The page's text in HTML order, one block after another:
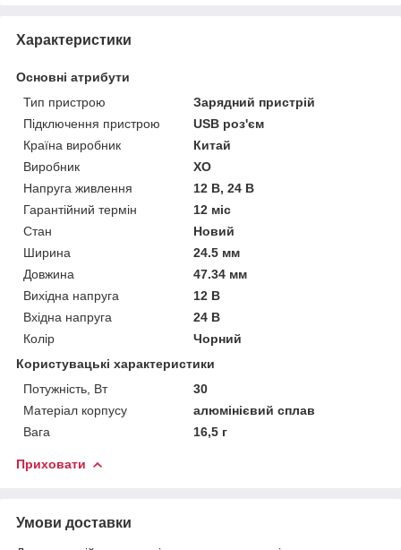
Характеристики
Основні атрибути
Тип пристрою
Зарядний пристрій
Підключення пристрою
USB роз'єм
Країна виробник
Китай
Виробник
XO
Напруга живлення
12 В, 24 В
Гарантійний термін
12 міс
Стан
Новий
Ширина
24.5 мм
Довжина
47.34 мм
Вихідна напруга
12 В
Вхідна напруга
24 В
Колір
Чорний
Користувацькі характеристики
Потужність, Вт
30
Матеріал корпусу
алюмінієвий сплав
Вага
16,5 г
Приховати
Умови доставки